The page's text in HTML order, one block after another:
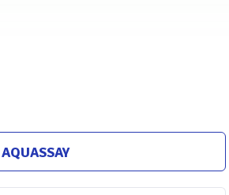
d’eau ou d’énergie tendent à
et plus rigoureuses, elles
antérieures. Mais les
de s’engager sur le long terme.
AQUASSAY